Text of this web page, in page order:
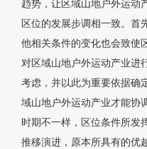
趋势，让区域山地户外运动
区位的发展步调相一致。首
他相关条件的变化也会致使
对区域山地户外运动产业进
考虑，并以此为重要依据确
域山地户外运动产业才能协
时期不一样，区位条件所发
推移演进，原本所具有的优